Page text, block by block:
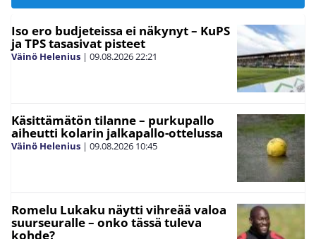
Iso ero budjeteissa ei näkynyt – KuPS
ja TPS tasasivat pisteet
Väinö Helenius | 09.08.202622:21
Käsittämätön tilanne – purkupallo
aiheutti kolarin jalkapallo-ottelussa
Väinö Helenius | 09.08.2026 10:45
Romelu Lukaku näytti vihreää valoa
suurseuralle – onko tässä tuleva
kohde?